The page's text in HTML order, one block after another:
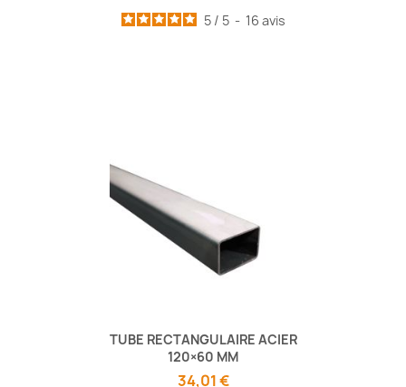
5 / 5 - 16 avis
TUBE RECTANGULAIRE ACIER
120×60 MM
34,01 €